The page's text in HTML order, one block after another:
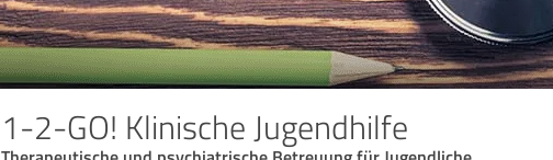
1-2-GO! Klinische Jugendhilfe